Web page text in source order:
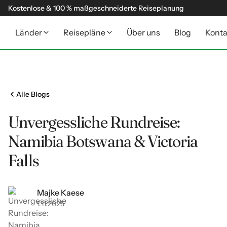
Kostenlose & 100 % maßgeschneiderte Reiseplanung
Länder Reisepläne Über uns Blog
Alle Blogs
Unvergessliche Rundreise:
Namibia Botswana & Victoria
Falls
Majke Kaese
1 11 2025